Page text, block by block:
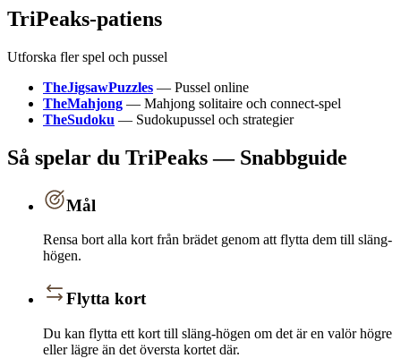
TriPeaks-patiens
Utforska fler spel och pussel
TheJigsawPuzzles — Pussel online
TheMahjong — Mahjong solitaire och connect-spel
TheSudoku — Sudokupussel och strategier
Så spelar du TriPeaks — Snabbguide
Mål
Rensa bort alla kort från brädet genom att flytta dem till släng-
högen.
Flytta kort
Du kan flytta ett kort till släng-högen om det är en valör högre
eller lägre än det översta kortet där.